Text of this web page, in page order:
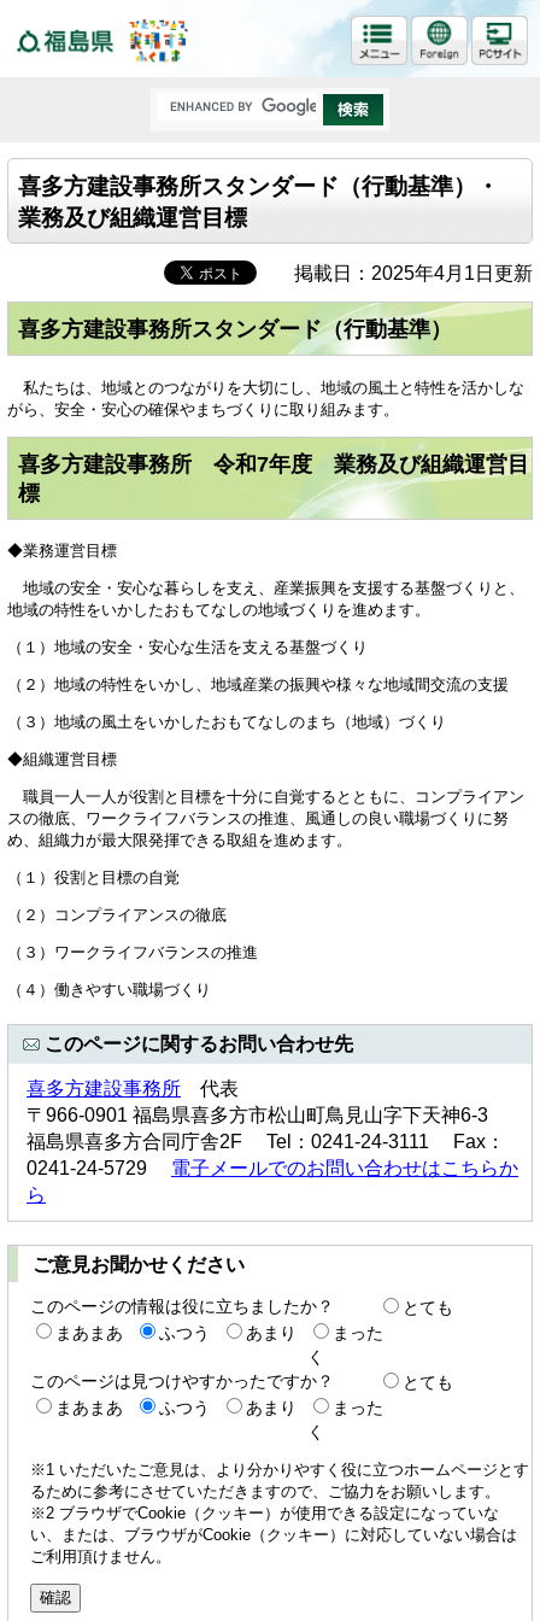
喜多方建設事務所スタンダード（行動基準）・
業務及び組織運営目標
掲載日：2025年4月1日更新
喜多方建設事務所スタンダード（行動基準）
私たちは、地域とのつながりを大切にし、地域の風土と特性を活かしな
がら、安全・安心の確保やまちづくりに取り組みます。
喜多方建設事務所 令和7年度 業務及び組織運営目
標
◆業務運営目標
地域の安全・安心な暮らしを支え、産業振興を支援する基盤づくりと、
地域の特性をいかしたおもてなしの地域づくりを進めます。
（１）地域の安全・安心な生活を支える基盤づくり
（２）地域の特性をいかし、地域産業の振興や様々な地域間交流の支援
（３）地域の風土をいかしたおもてなしのまち（地域）づくり
◆組織運営目標
職員一人一人が役割と目標を十分に自覚するとともに、コンプライアン
スの徹底、ワークライフバランスの推進、風通しの良い職場づくりに努
め、組織力が最大限発揮できる取組を進めます。
（１）役割と目標の自覚
（２）コンプライアンスの徹底
（３）ワークライフバランスの推進
（４）働きやすい職場づくり
このページに関するお問い合わせ先
喜多方建設事務所 代表
〒966-0901 福島県喜多方市松山町鳥見山字下天神6-3
福島県喜多方合同庁舎2F Tel：0241-24-3111 Fax：
0241-24-5729 電子メールでのお問い合わせはこちらか
ら
ご意見お聞かせください
このページの情報は役に立ちましたか？
とても
まあまあ
ふつう あまり
まった
く
このページは見つけやすかったですか？
とても
まあまあ
ふつう あまり
まった
く
※1 いただいたご意見は、より分かりやすく役に立つホームページとす
るために参考にさせていただきますので、ご協力をお願いします。
※2 ブラウザでCookie（クッキー）が使用できる設定になっていな
い、または、ブラウザがCookie（クッキー）に対応していない場合は
ご利用頂けません。